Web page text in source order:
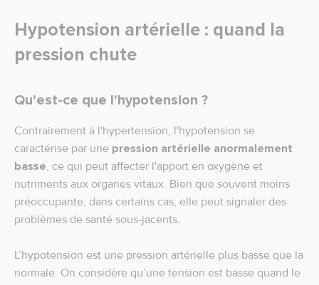
Hypotension artérielle : quand la
pression chute
Qu'est-ce que l'hypotension ?
Contrairement à l'hypertension, l'hypotension se
caractérise par une pression artérielle anormalement
basse, ce qui peut affecter l'apport en oxygène et
nutriments aux organes vitaux. Bien que souvent moins
préoccupante, dans certains cas, elle peut signaler des
problèmes de santé sous-jacents.
L’hypotension est une pression artérielle plus basse que la
normale. On considère qu’une tension est basse quand le